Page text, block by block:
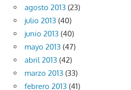
agosto 2013 (23)
julio 2013 (40)
junio 2013 (40)
mayo 2013 (47)
abril 2013 (42)
marzo 2013 (33)
febrero 2013 (41)